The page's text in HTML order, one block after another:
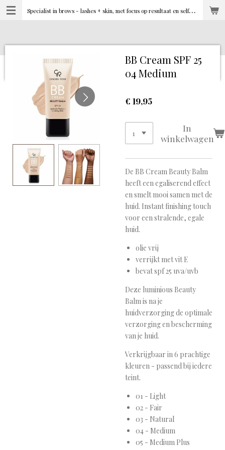
Ga
direct
de
S
pecialist in brows - lashes + skin, met focus op resultaat en selfcare
BB Cream SPF 25
04 Medium
€ 19,95
In
winkelwagen
De BB Cream Beauty Balm
heeft een egaliserend effect
en smelt mooi samen met de
huid. Instant finishing touch
voor een stralende, egale
huid.
olie vrij
verrijkt met vit E
bevat spf 25 uva/uvb
Deze luminious Beauty
Balm is na je
huidverzorging de optimale
verzorging en bescherming
van je huid.
Verkrijgbaar in 6 prachtige
kleuren - passend bij iedere
teint.
01 - Light
02 - Fair
03 - Natural
04 - Medium
05 - Medium Plus